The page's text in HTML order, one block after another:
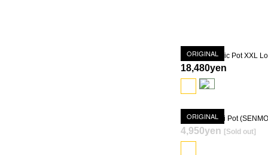
ORIGINAL
18,480yen
SOLD OUT
ORIGINAL
4,950yen [Sold out]